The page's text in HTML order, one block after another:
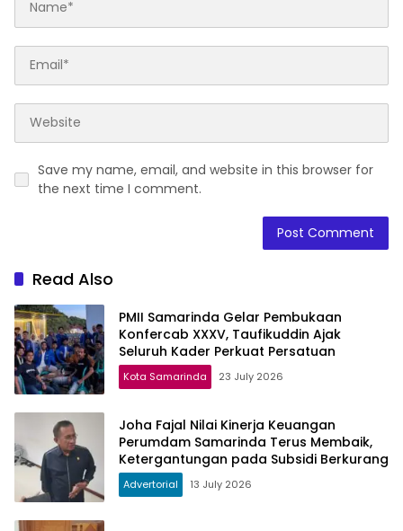
Save my name, email, and website in this browser for
the next time I comment.
Read Also
PMII Samarinda Gelar Pembukaan
Konfercab XXXV, Taufikuddin Ajak
Seluruh Kader Perkuat Persatuan
Kota Samarinda 23 July 2026
Joha Fajal Nilai Kinerja Keuangan
Perumdam Samarinda Terus Membaik,
Ketergantungan pada Subsidi Berkurang
Advertorial 13 July 2026